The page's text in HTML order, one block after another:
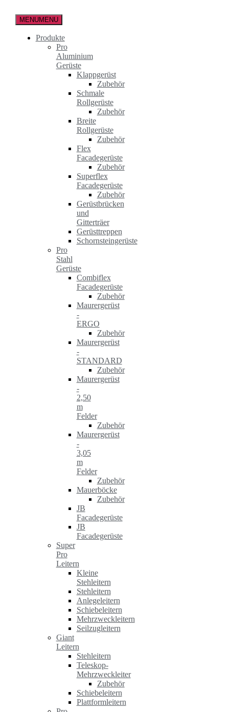
Inhalt
springen
MENUMENU
Produkte
Pro
Aluminium
Gerüste
Klappgerüst
Zubehör
Schmale
Rollgerüste
Zubehör
Breite
Rollgerüste
Zubehör
Flex
Facadegerüste
Zubehör
Superflex
Facadegerüste
Zubehör
Gerüstbrücken
und
Gitterträer
Gerüsttreppen
Schornsteingerüste
Pro
Stahl
Gerüste
Combiflex
Facadegerüste
Zubehör
Maurergerüst
-
ERGO
Zubehör
Maurergerüst
-
STANDARD
Zubehör
Maurergerüst
-
2,50
m
Felder
Zubehör
Maurergerüst
-
3,05
m
Felder
Zubehör
Mauerböcke
Zubehör
JB
Facadegerüste
JB
Facadegerüste
Super
Pro
Leitern
Kleine
Stehleitern
Stehleitern
Anlegeleitern
Schiebeleitern
Mehrzweckleitern
Seilzugleitern
Giant
Leitern
Stehleitern
Teleskop-
Mehrzweckleiter
Zubehör
Schiebeleitern
Plattformleitern